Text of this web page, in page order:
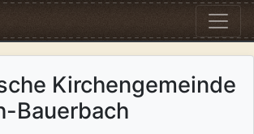
Kirchengemeinde
Bauerbach